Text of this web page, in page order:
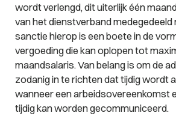
wordt verlengd, dit uiterlijk één
van het dienstverband medegedeeld
sanctie hierop is een boete in de
vergoeding die kan oplopen tot
maandsalaris. Van belang is om de
zodanig in te richten dat tijdig wordt
wanneer een arbeidsovereenkomst
tijdig kan worden gecommuniceerd.